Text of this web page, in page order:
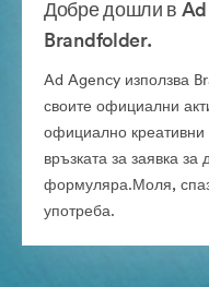
Добре дошли в
Brandfolder.
Ad Agency използва
своите официални
официално
връзката за заявка
формуляра.Моля,
употреба.